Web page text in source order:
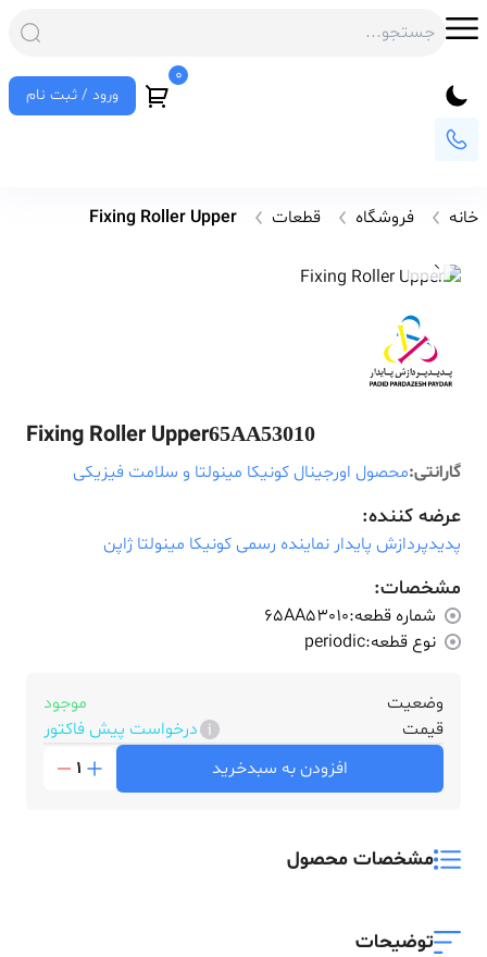
0
ورود / ثبت نام
خانه فروشگاه قطعات Fixing Roller Upper
Fixing Roller Upper65AA53010
گارانتی:محصول اورجینال کونیکا مینولتا و سلامت فیزیکی
عرضه کننده:
پدیدپردازش پایدار نماینده رسمی کونیکا مینولتا ژاپن
مشخصات:
شماره قطعه:65AA53010
نوع قطعه:periodic
وضعیت
موجود
قیمت
درخواست پیش فاکتور
افزودن به سبدخرید
1
مشخصات محصول
توضیحات